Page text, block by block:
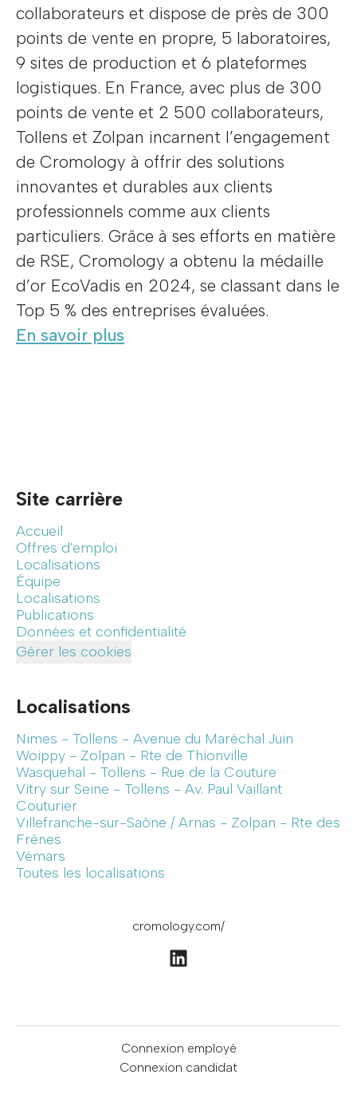
collaborateurs et dispose de près de 300
points de vente en propre, 5 laboratoires,
9 sites de production et 6 plateformes
logistiques. En France, avec plus de 300
points de vente et 2 500 collaborateurs,
Tollens et Zolpan incarnent l’engagement
de Cromology à offrir des solutions
innovantes et durables aux clients
professionnels comme aux clients
particuliers. Grâce à ses efforts en matière
de RSE, Cromology a obtenu la médaille
d’or EcoVadis en 2024, se classant dans le
Top 5 % des entreprises évaluées.
En savoir plus
Site carrière
Accueil
Offres d'emploi
Localisations
Équipe
Localisations
Publications
Données et confidentialité
Gérer les cookies
Localisations
Nimes - Tollens - Avenue du Maréchal Juin
Woippy - Zolpan - Rte de Thionville
Wasquehal - Tollens - Rue de la Couture
Vitry sur Seine - Tollens - Av. Paul Vaillant
Couturier
Villefranche-sur-Saône / Arnas - Zolpan - Rte des
Frênes
Vémars
Toutes les localisations
cromology.com/
Connexion employé
Connexion candidat